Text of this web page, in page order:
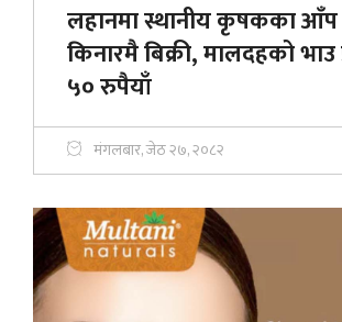
लहानमा स्थानीय कृषकका
किनारमै बिक्री, मालदहको भाउ
५० रुपैयाँ
मंगलबार, जेठ २७, २०८२